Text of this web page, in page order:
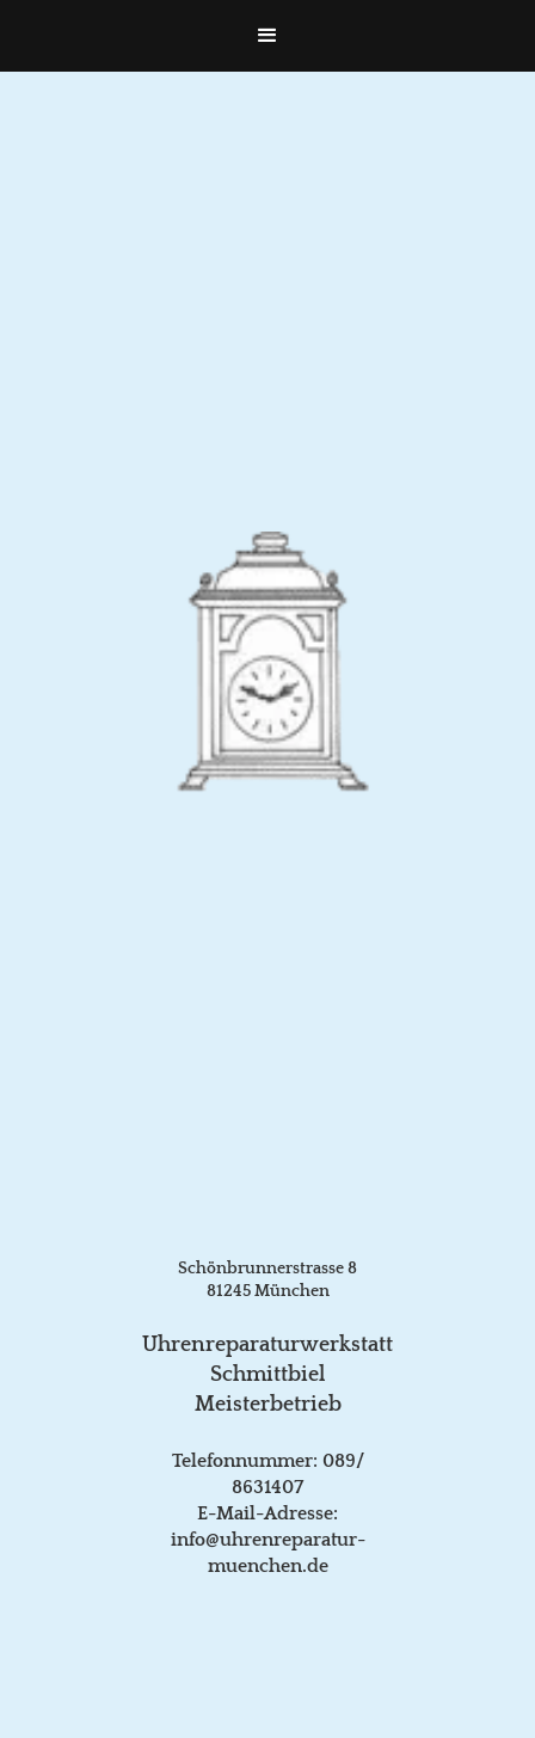
Schönbrunnerstrasse 8
81245 München
Uhrenreparaturwerkstatt
Schmittbiel
Meisterbetrieb
Telefonnummer: 089/
8631407
E-Mail-Adresse:
info@uhrenreparatur-
muenchen.de